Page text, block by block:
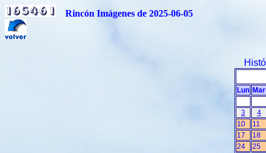
Rincón Imágenes de 2025-06-05
Lun Mar
3
4
10
11
17
18
24
25